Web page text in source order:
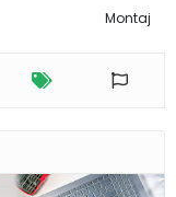
Montaj